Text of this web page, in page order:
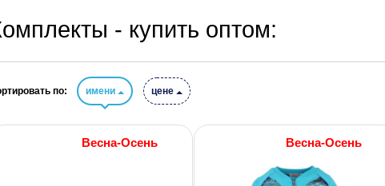
- купить оптом:
по: имени цене
Весна-Осень Весна-Осень